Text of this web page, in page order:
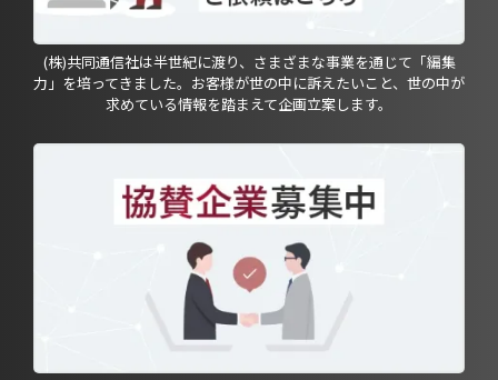
(株)共同通信社は半世紀に渡り、さまざまな事業を通じて「編集
力」を培ってきました。お客様が世の中に訴えたいこと、世の中が
求めている情報を踏まえて企画立案します。